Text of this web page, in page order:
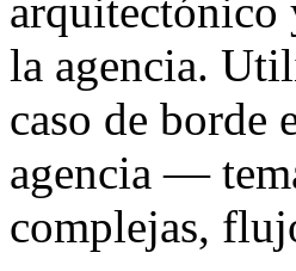
arquitectónico
la agencia.
caso de borde
agencia —
complejas,